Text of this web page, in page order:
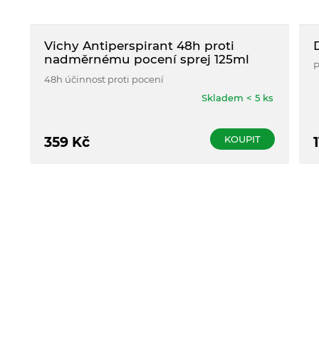
Vichy Antiperspirant 48h proti
nadměrnému pocení sprej 125ml
48h účinnost proti pocení
Skladem < 5 ks
359 Kč KOUPIT